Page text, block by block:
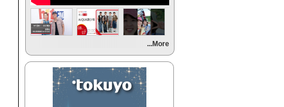
(南部)
HITO FUN 輕鬆-韋恩
【Next】
(聯播)東STOP！一起趣台東-阿娟
【HitFm正在進行】
...More